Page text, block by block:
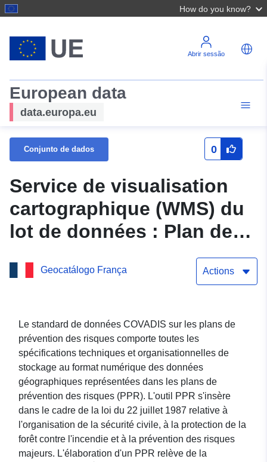
How do you know?
Abrir sessão
European data
data.europa.eu
Conjunto de dados 0
Service de visualisation
cartographique (WMS) du
lot de données : Plan de
prévention des risques
retrait-gonflement des
Escorneboeuf (Gers)
Geocatálogo França Actions
Le standard de données COVADIS sur les plans de
prévention des risques comporte toutes les
spécifications techniques et organisationnelles de
stockage au format numérique des données
géographiques représentées dans les plans de
prévention des risques (PPR). L'outil PPR s'insère
dans le cadre de la loi du 22 juillet 1987 relative à
l'organisation de la sécurité civile, à la protection de la
forêt contre l'incendie et à la prévention des risques
majeurs. L'élaboration d'un PPR relève de la